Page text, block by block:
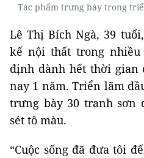
Tác phẩm trưng bày trong
Lê Thị Bích Ngà, 39
kế nội thất trong
định dành hết thời gian
nay 1 năm. Triển lãm
trưng bày 30 tranh sơn
sét tô màu.
“Cuộc sống đã đưa tôi